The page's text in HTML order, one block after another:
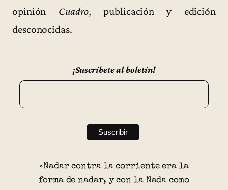
opinión Cuadro, publicación y edición
desconocidas.
¡Suscríbete al boletín!
«Nadar contra la corriente era la
forma de nadar, y con la Nada como